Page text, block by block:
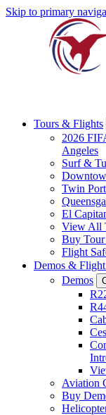
Skip to primary
Tours & Flights
2026
Angeles
Surf &
Twin
El
View All
Buy
Flight
Demos &
Demos
Aviation
Buy